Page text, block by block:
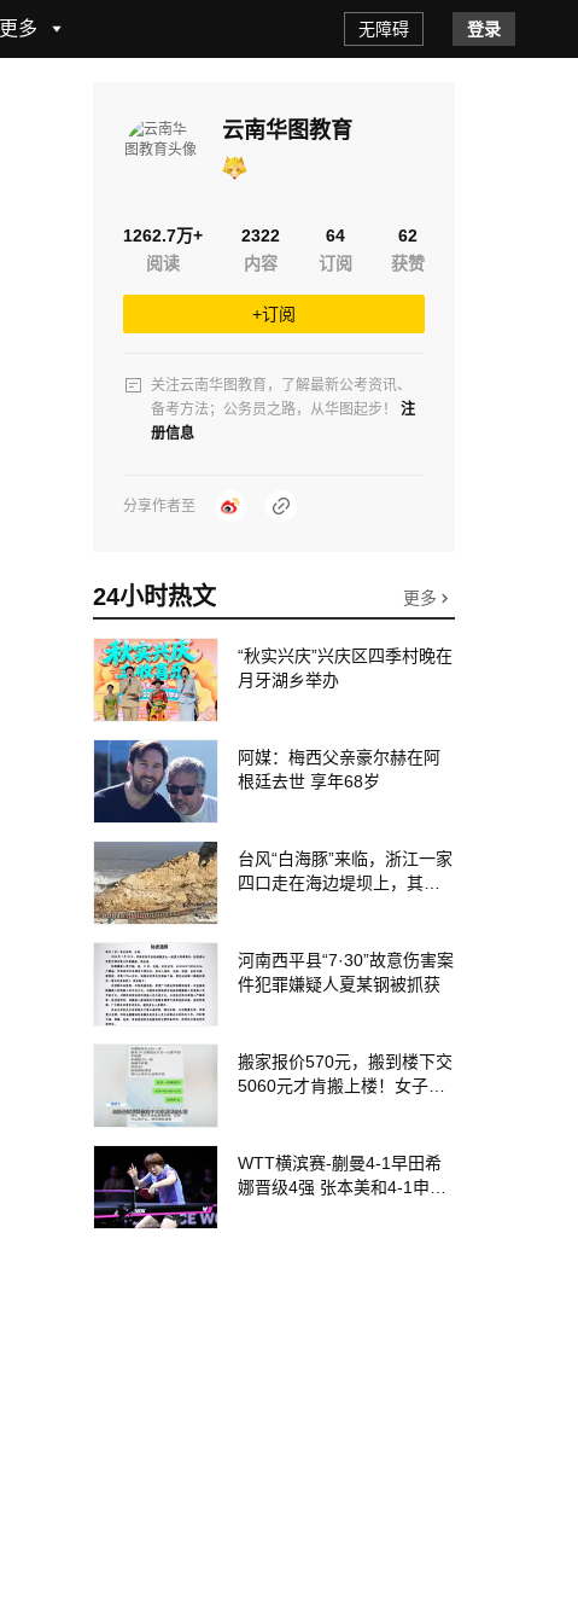
更多 登录
无障碍
云南华图教育
1262.7万+
阅读
2322
内容
64
订阅
62
获赞
+订阅
关注云南华图教育，了解最新公考资讯、
备考方法；公务员之路，从华图起步！
注
册信息
分享作者至
24小时热文 更多
“秋实兴庆”兴庆区四季村晚在
月牙湖乡举办
阿媒：梅西父亲豪尔赫在阿
根廷去世 享年68岁
台风“白海豚”来临，浙江一家
四口走在海边堤坝上，其中9
河南西平县“7·30”故意伤害案
件犯罪嫌疑人夏某钢被抓获
搬家报价570元，搬到楼下交
5060元才肯搬上楼！女子傻
WTT横滨赛-蒯曼4-1早田希
娜晋级4强 张本美和4-1申裕